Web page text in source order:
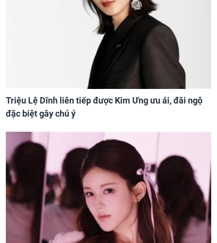
Triệu Lệ Dĩnh liên tiếp được Kim Ưng ưu ái, đãi ngộ
đặc biệt gây chú ý